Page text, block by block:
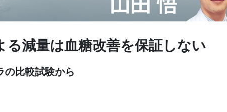
る減量は血糖改善を保証しない
の比較試験から